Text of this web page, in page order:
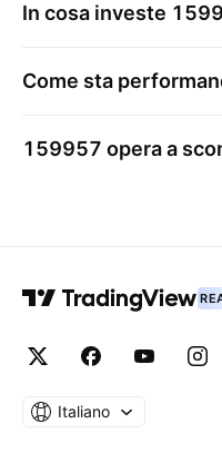
In cosa investe
Come sta
159957 opera a
Italiano